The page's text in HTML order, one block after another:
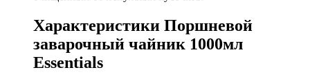
Характеристики Поршневой
заварочный чайник 1000мл
Essentials